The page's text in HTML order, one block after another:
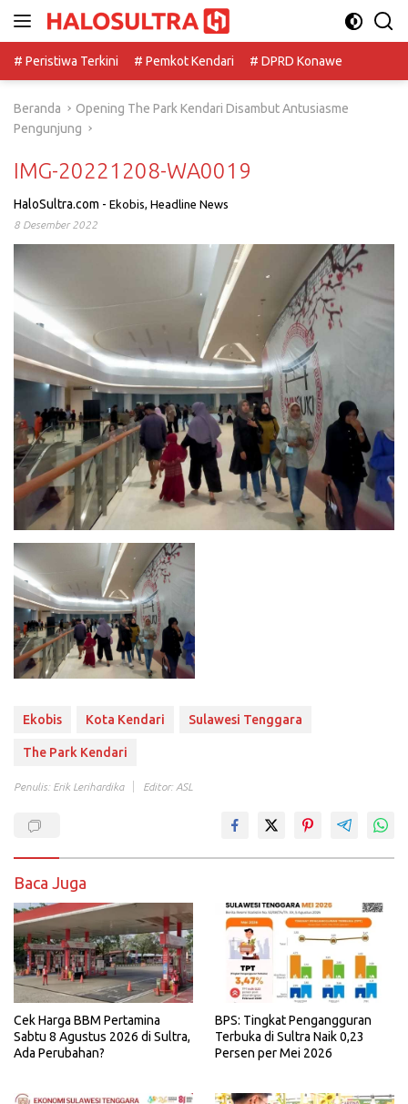
# Peristiwa Terkini
# Pemkot Kendari # DPRD Konawe
Beranda
Opening The Park Kendari Disambut Antusiasme
Pengunjung
IMG-20221208-WA0019
HaloSultra.com - Ekobis, Headline News
8 Desember 2022
Ekobis Kota Kendari Sulawesi Tenggara
The Park Kendari
Penulis: Erik Lerihardika Editor: ASL
Baca Juga
Cek Harga BBM Pertamina
Sabtu 8 Agustus 2026 di Sultra,
Ada Perubahan?
BPS: Tingkat Pengangguran
Terbuka di Sultra Naik 0,23
Persen per Mei 2026